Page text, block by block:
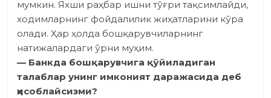
мумкин. Яхши раҳбар ишни тўғри тақсимлайди,
ходимларнинг фойдалилик жиҳатларини кўра
олади. Ҳар ҳолда бошқарувчиларнинг
натижалардаги ўрни муҳим.
— Банкда бошқарувчига қўйиладиган
талаблар унинг имконият даражасида деб
ҳисоблайсизми?